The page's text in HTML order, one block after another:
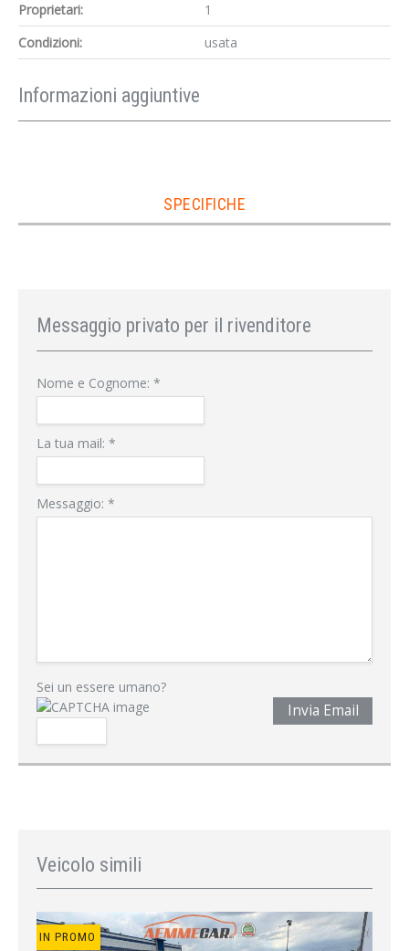
Proprietari:
1
Condizioni:
usata
Informazioni aggiuntive
SPECIFICHE
Messaggio privato per il rivenditore
Nome e Cognome: *
La tua mail: *
Messaggio: *
Sei un essere umano?
Invia Email
Veicolo simili
IN PROMO